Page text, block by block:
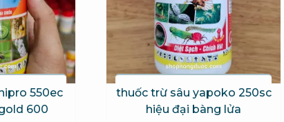
550ec
600
thuốc trừ sâu yapoko 250sc
hiệu đại bàng lửa